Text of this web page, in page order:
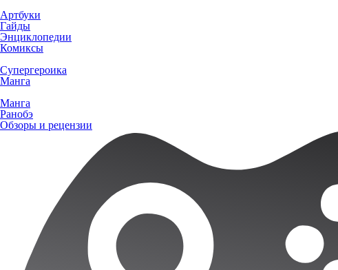
Артбуки
Гайды
Энциклопедии
Комиксы
Супергероика
Манга
Манга
Ранобэ
Обзоры и рецензии